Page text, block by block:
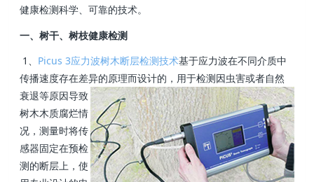
健康检测科学、可靠的技术。
一、树干、树枝健康检测
1、 Picus 3应力波树木断层检测技术基于应力波在不同介质中
传播速度存在差异的原理而设计的，用于检测因虫害或者自然
衰退等原因导致
树木木质腐烂情
况，测量时将传
感器固定在预检
测的断层上，使